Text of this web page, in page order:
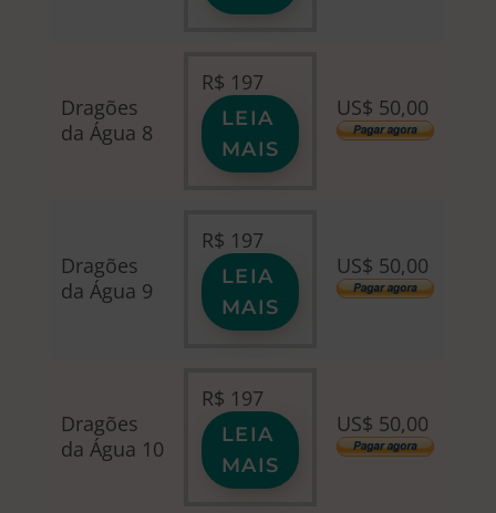
Dragões
da Água 8
R$ 197
LEIA
MAIS
US$ 50,00
Dragões
da Água 9
R$ 197
LEIA
MAIS
US$ 50,00
Dragões
da Água 10
R$ 197
LEIA
MAIS
US$ 50,00